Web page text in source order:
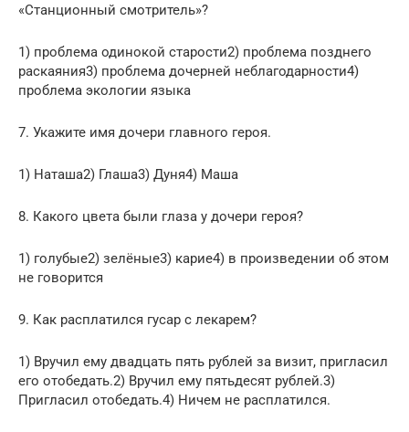
«Станционный смотритель»?
1) проблема одинокой старости2) проблема позднего
раскаяния3) проблема дочерней неблагодарности4)
проблема экологии языка
7. Укажите имя дочери главного героя.
1) Наташа2) Глаша3) Дуня4) Маша
8. Какого цвета были глаза у дочери героя?
1) голубые2) зелёные3) карие4) в произведении об этом
не говорится
9. Как расплатился гусар с лекарем?
1) Вручил ему двадцать пять рублей за визит, пригласил
его отобедать.2) Вручил ему пятьдесят рублей.3)
Пригласил отобедать.4) Ничем не расплатился.